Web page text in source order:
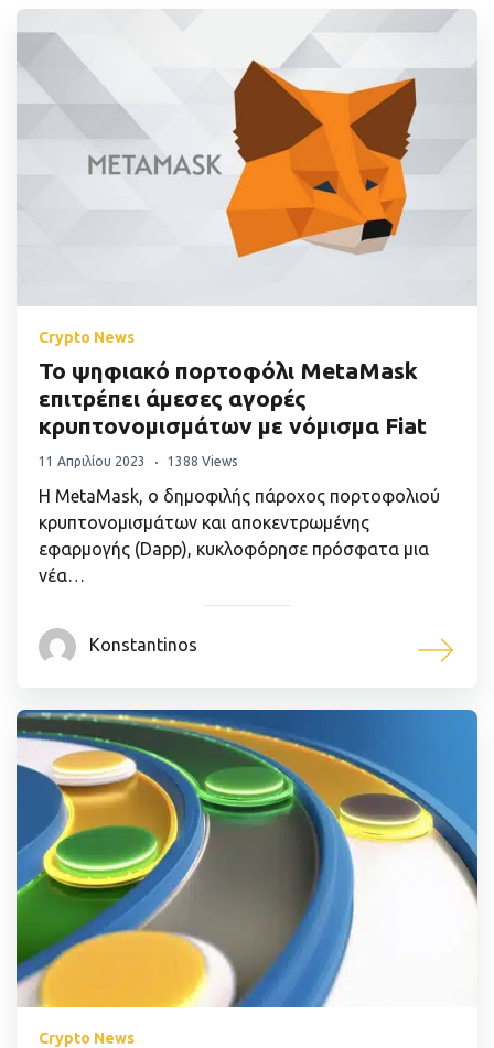
Crypto News
Το ψηφιακό πορτοφόλι MetaMask
επιτρέπει άμεσες αγορές
κρυπτονομισμάτων με νόμισμα Fiat
11 Απριλίου 2023 1388 Views
Η MetaMask, ο δημοφιλής πάροχος πορτοφολιού
κρυπτονομισμάτων και αποκεντρωμένης
εφαρμογής (Dapp), κυκλοφόρησε πρόσφατα μια
νέα…
Konstantinos
Crypto News